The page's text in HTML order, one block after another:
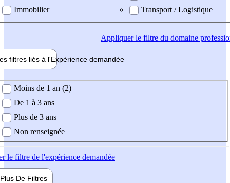
Immobilier
Transport / Logistique
Appliquerle filtre du domaine
filtres liés à l'Expérience demandée
demandée
Moins de 1 an (2)
De 1 à 3 ans
Plus de 3 ans
Non renseignée
le filtre de l'expérience demandée
Plus De Filtres